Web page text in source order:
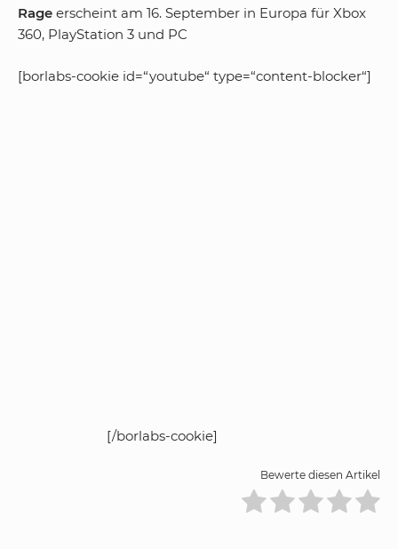
Rage erscheint am 16. September in Europa für Xbox
360, PlayStation 3 und PC
[borlabs-cookie id=“youtube“ type=“content-blocker“]
[/borlabs-cookie]
Bewerte diesen Artikel